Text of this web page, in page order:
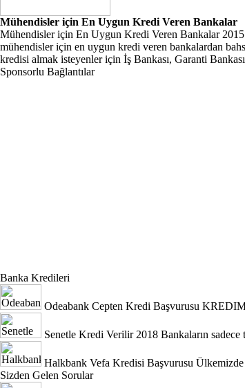
Mühendisler için En Uygun Kredi Veren Bankalar
Mühendisler için En Uygun Kredi Veren Bankalar
mühendisler için en uygun kredi veren bankalardan
kredisi almak isteyenler için İş Bankası, Garanti
Sponsorlu Bağlantılar
Banka Kredileri
Odeabank Cepten Kredi Başvurusu
Senetle Kredi Verilir 2018 Bankaların
Halkbank Vefa Kredisi Başvurusu Ülkemizde
Sizden Gelen Sorular